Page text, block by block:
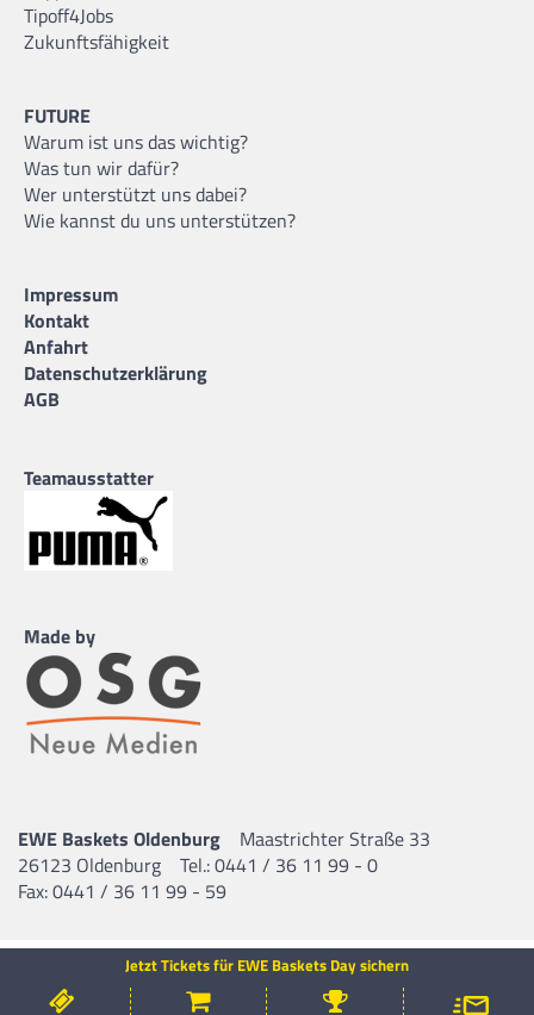
Jetzt Tickets für EWE Baskets Day sichern
Tipoff4Jobs
Zukunftsfähigkeit
FUTURE
Warum ist uns das wichtig?
Was tun wir dafür?
Wer unterstützt uns dabei?
Wie kannst du uns unterstützen?
Impressum
Kontakt
Anfahrt
Datenschutzerklärung
AGB
Teamausstatter
Made by
EWE Baskets Oldenburg
Maastrichter Straße 33
26123 Oldenburg
Tel.: 0441 / 36 11 99 - 0
Fax: 0441 / 36 11 99 - 59